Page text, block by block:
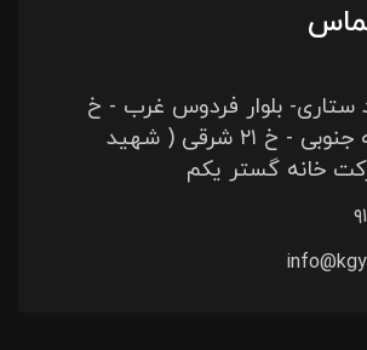
ستاری- بلوار فردوس غرب - خ
سازمان برنامه جنوبی - خ ۲۱ شرقی ( شهید
خانه گستر یکم